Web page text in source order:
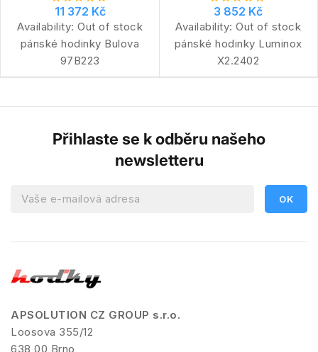
11 372 Kč
Availability: Out of stock
pánské hodinky Bulova
97B223
3 852 Kč
Availability: Out of stock
pánské hodinky Luminox
X2.2402
Přihlaste se k odběru našeho
newsletteru
APSOLUTION CZ GROUP s.r.o.
Loosova 355/12
638 00 Brno